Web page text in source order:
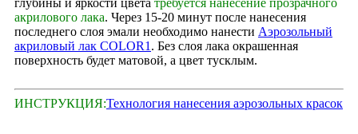
глубины и яркости цвета требуется нанесение прозрачного
акрилового лака. Через 15‑20 минут после нанесения
последнего слоя эмали необходимо нанести Аэрозольный
акриловый лак COLOR1 . Без слоя лака окрашенная
поверхность будет матовой, а цвет тусклым.
ИНСТРУКЦИЯ:Технология нанесения аэрозольных красок